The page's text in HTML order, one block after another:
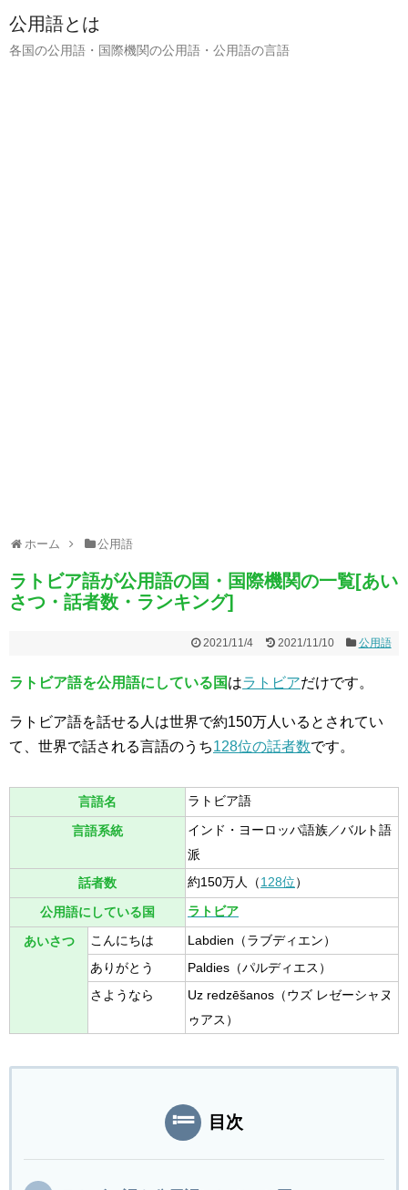
公用語とは
各国の公用語・国際機関の公用語・公用語の言語
ホーム 公用語
ラトビア語が公用語の国・国際機関の一覧[あい
さつ・話者数・ランキング]
2021/11/4 2021/11/10 公用語
ラトビア語を公用語にしている国はラトビアだけです。
ラトビア語を話せる人は世界で約150万人いるとされてい
て、世界で話される言語のうち128位の話者数です。
言語名 ラトビア語
言語系統
インド・ヨーロッパ語族／バルト語
派
話者数 約150万人（128位）
公用語にしている国 ラトビア
あいさつ こんにちは
Labdien（ラブディエン）
ありがとう
Paldies（パルディエス）
さようなら
Uz redzēšanos（ウズ レゼーシャヌ
ゥアス）
目次